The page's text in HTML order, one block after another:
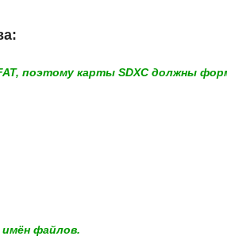
поэтому карты SDXC должны
имён файлов.